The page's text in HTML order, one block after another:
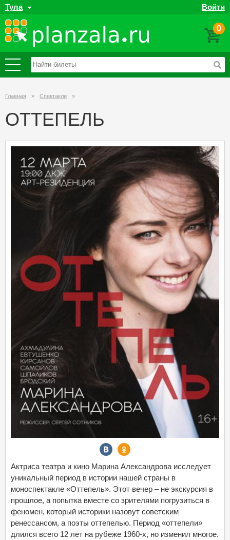
Тула Войти
0
Главная » Спектакли »
ОТТЕПЕЛЬ
Актриса театра и кино Марина Александрова исследует
уникальный период в истории нашей страны в
моноспектакле «Оттепель». Этот вечер – не экскурсия в
прошлое, а попытка вместе со зрителями погрузиться в
феномен, который историки назовут советским
ренессансом, а поэты оттепелью. Период «оттепели»
длился всего 12 лет на рубеже 1960-х, но изменил многое.